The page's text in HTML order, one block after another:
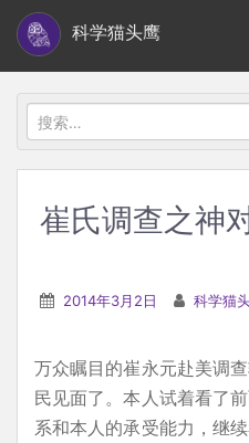
i
科学猫头鹰
搜
索：
崔氏调查之神
2014年3月2日 科学猫
万众瞩目的崔永元赴美调
民见面了。本人试着看了
系和本人的承受能力，继